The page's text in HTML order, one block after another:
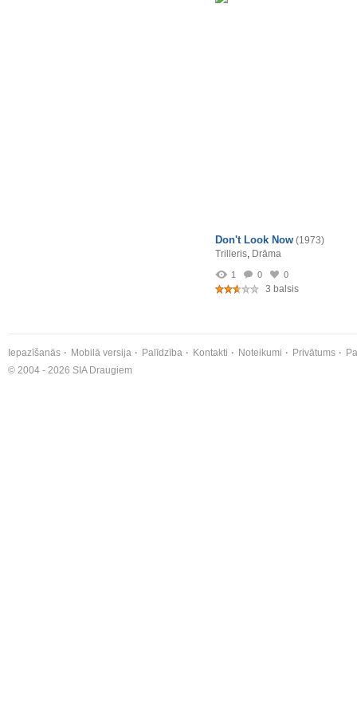
Don't Look Now (1973)
Trilleris, Drāma
1 0 0
3 balsis
Iepazīšanās Mobilā versija Palīdzība Kontakti Noteikumi Privātums
© 2004 - 2026 SIA Draugiem